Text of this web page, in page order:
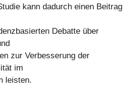
kann dadurch einen Beitrag
Debatte über
zur Verbesserung der
im
leisten.